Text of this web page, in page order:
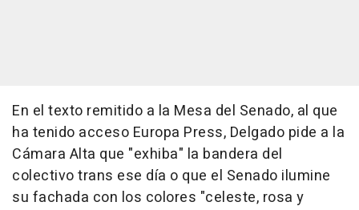
En el texto remitido a la Mesa del Senado, al que
ha tenido acceso Europa Press, Delgado pide a la
Cámara Alta que "exhiba" la bandera del
colectivo trans ese día o que el Senado ilumine
su fachada con los colores "celeste, rosa y